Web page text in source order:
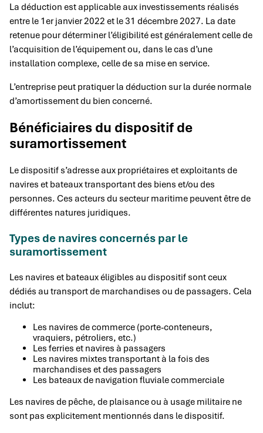
La déduction est applicable aux investissements réalisés
entre le 1er janvier 2022 et le 31 décembre 2027. La date
retenue pour déterminer l’éligibilité est généralement celle de
l’acquisition de l’équipement ou, dans le cas d’une
installation complexe, celle de sa mise en service.
L’entreprise peut pratiquer la déduction sur la durée normale
d’amortissement du bien concerné.
Bénéficiaires du dispositif de
suramortissement
Le dispositif s’adresse aux propriétaires et exploitants de
navires et bateaux transportant des biens et/ou des
personnes. Ces acteurs du secteur maritime peuvent être de
différentes natures juridiques.
Types de navires concernés par le
suramortissement
Les navires et bateaux éligibles au dispositif sont ceux
dédiés au transport de marchandises ou de passagers. Cela
inclut:
Les navires de commerce (porte-conteneurs,
vraquiers, pétroliers, etc.)
Les ferries et navires à passagers
Les navires mixtes transportant à la fois des
marchandises et des passagers
Les bateaux de navigation fluviale commerciale
Les navires de pêche, de plaisance ou à usage militaire ne
sont pas explicitement mentionnés dans le dispositif.